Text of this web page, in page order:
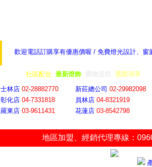
歡迎電話訂購享有優惠價喔 / 免費燈光設計、
社區配合 最新燈飾 選購清單
士林店 02-28882770 新莊總公司 02-29982098
彰化店 04-7331818 員林店 04-8321919
羅東店 03-9611431 花蓮店 03-8542798
地區加盟 經銷代理專線：